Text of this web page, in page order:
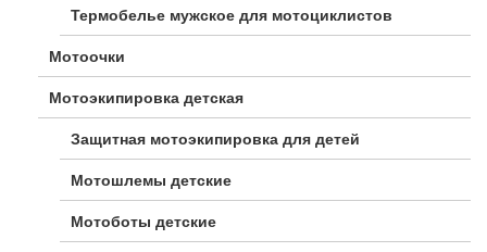
Термобелье мужское для мотоциклистов
Мотоочки
Мотоэкипировка детская
Защитная мотоэкипировка для детей
Мотошлемы детские
Мотоботы детские